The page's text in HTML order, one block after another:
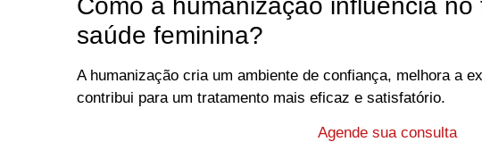
saúde feminina?
A humanização cria um ambiente de confiança, melhora a
contribui para um tratamento mais eficaz e satisfatório.
Agende sua consulta